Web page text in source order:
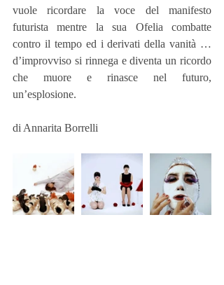
vuole ricordare la voce del manifesto
futurista mentre la sua Ofelia combatte
contro il tempo ed i derivati della vanità …
d’improvviso si rinnega e diventa un ricordo
che muore e rinasce nel futuro,
un’esplosione.
di Annarita Borrelli